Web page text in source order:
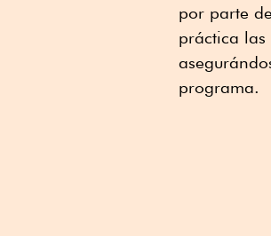
por parte
práctica
programa.